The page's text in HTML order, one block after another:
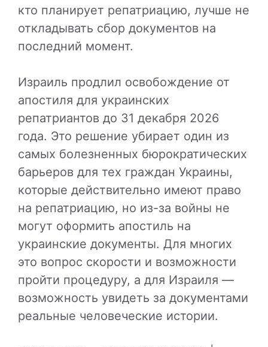
кто планирует репатриацию, лучше не
откладывать сбор документов на
последний момент.
Израиль продлил освобождение от
апостиля для украинских
репатриантов до 31 декабря 2026
года. Это решение убирает один из
самых болезненных бюрократических
барьеров для тех граждан Украины,
которые действительно имеют право
на репатриацию, но из-за войны не
могут оформить апостиль на
украинские документы. Для многих
это вопрос скорости и возможности
пройти процедуру, а для Израиля —
возможность увидеть за документами
реальные человеческие истории.